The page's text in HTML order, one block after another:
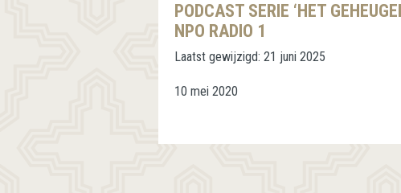
PODCAST SERIE ‘HET
NPO RADIO 1
Laatst gewijzigd: 21 juni 2025
10 mei 2020